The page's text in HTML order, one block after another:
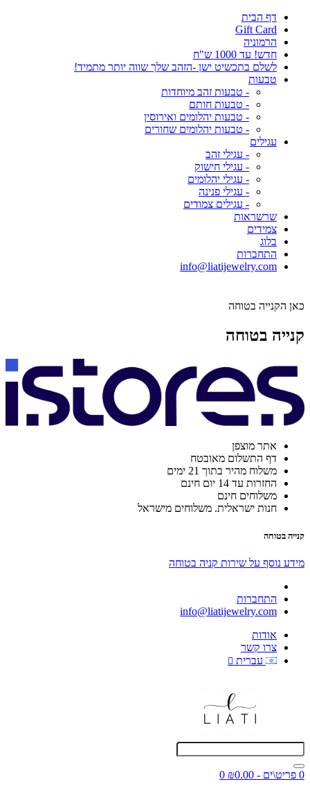
דף הבית
Gift Card
הרמוניה
חדש! עד 1000 ש"ח
לשלם בתכשיט ישן -הזהב שלך שווה יותר מתמיד!
טבעות
- טבעות זהב מיוחדות
- טבעות חותם
- טבעות יהלומים ואירוסין
- טבעות יהלומים שחורים
עגילים
- עגילי זהב
- עגילי חישוק
- עגילי יהלומים
- עגילי פנינה
- עגילים צמודים
שרשראות
צמידים
בלוג
התחברות
info@liatijewelry.com
כאן הקנייה בטוחה
קנייה בטוחה
אתר מוצפן
דף התשלום מאובטח
משלוח מהיר בתוך 21 ימים
החזרות עד 14 יום חינם
משלוחים חינם
חנות ישראלית. משלוחים מישראל
קנייה בטוחה
מידע נוסף על שירות קניה בטוחה
התחברות
info@liatijewelry.com
אודות
צרו קשר
עברית
0 פריט\ים - ₪0.00
0